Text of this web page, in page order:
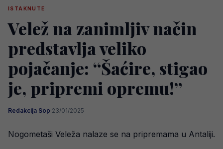
ISTAKNUTE
Velež na zanimljiv način
predstavlja veliko
pojačanje: “Šaćire, stigao
je, pripremi opremu!”
Redakcija Sop·23/01/2025
Nogometaši Veleža nalaze se na pripremama u Antaliji.